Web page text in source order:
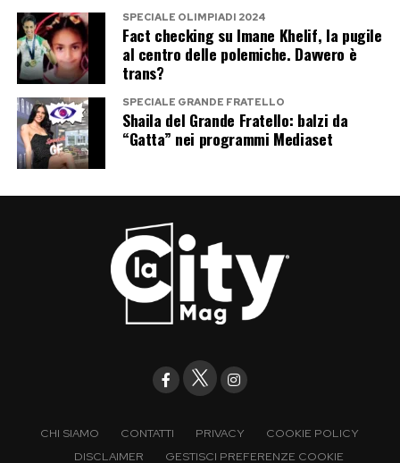
SPECIALE OLIMPIADI 2024
Fact checking su Imane Khelif, la pugile
al centro delle polemiche. Davvero è
trans?
SPECIALE GRANDE FRATELLO
Shaila del Grande Fratello: balzi da
“Gatta” nei programmi Mediaset
CHI SIAMO CONTATTI PRIVACY
COOKIE POLICY
DISCLAIMER
GESTISCI PREFERENZE COOKIE